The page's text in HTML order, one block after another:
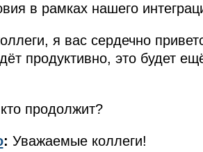
в рамках нашего
я вас сердечно
продуктивно, это будет
продолжит?
: Уважаемые коллеги!